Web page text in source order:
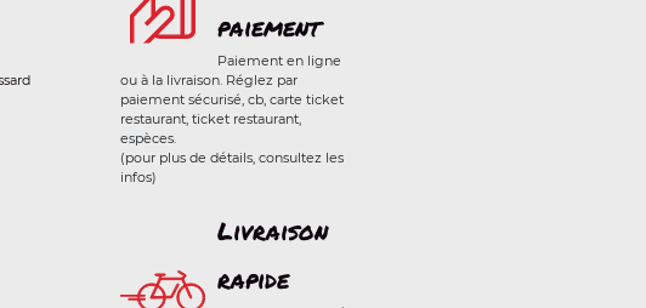
paiement
Paiement en ligne
ou à la livraison. Réglez par
paiement sécurisé, cb, carte ticket
restaurant, ticket restaurant,
espèces.
(pour plus de détails, consultez les
infos)
Livraison
rapide